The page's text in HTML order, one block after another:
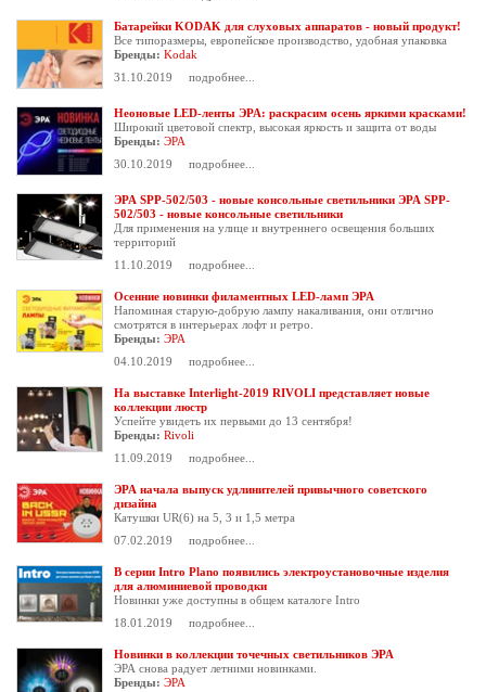
Батарейки KODAK для слуховых аппаратов - новый продукт!
Все типоразмеры, европейское производство, удобная упаковка
Бренды: Kodak
31.10.2019
подробнее...
Неоновые LED-ленты ЭРА: раскрасим осень яркими красками!
Широкий цветовой спектр, высокая яркость и защита от воды
Бренды: ЭРА
30.10.2019
подробнее...
ЭРА SPP-502/503 - новые консольные светильники ЭРА SPP-
502/503 - новые консольные светильники
Для применения на улице и внутреннего освещения больших
территорий
11.10.2019
подробнее...
Осенние новинки филаментных LED-ламп ЭРА
Напоминая старую-добрую лампу накаливания, они отлично
смотрятся в интерьерах лофт и ретро.
Бренды: ЭРА
04.10.2019
подробнее...
На выставке Interlight-2019 RIVOLI представляет новые
коллекции люстр
Успейте увидеть их первыми до 13 сентября!
Бренды: Rivoli
11.09.2019
подробнее...
ЭРА начала выпуск удлинителей привычного советского
дизайна
Катушки UR(6) на 5, 3 и 1,5 метра
07.02.2019
подробнее...
В серии Intro Plano появились электроустановочные изделия
для алюминиевой проводки
Новинки уже доступны в общем каталоге Intro
18.01.2019
подробнее...
Новинки в коллекции точечных светильников ЭРА
ЭРА снова радует летними новинками.
Бренды: ЭРА